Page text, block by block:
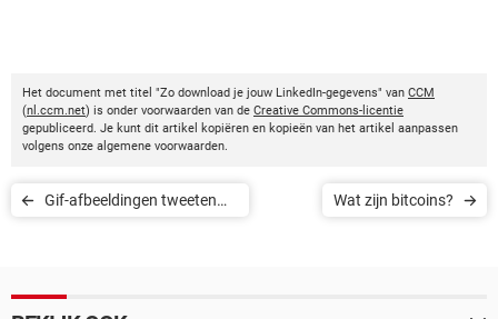
Het document met titel "Zo download je jouw LinkedIn-gegevens" van CCM
(nl.ccm.net) is onder voorwaarden van de Creative Commons-licentie
gepubliceerd. Je kunt dit artikel kopiëren en kopieën van het artikel aanpassen
volgens onze algemene voorwaarden.
Gif-afbeeldingen tweeten
Wat zijn bitcoins?